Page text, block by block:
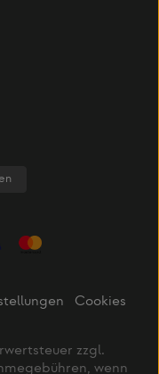
Cookies
zzgl.
wenn